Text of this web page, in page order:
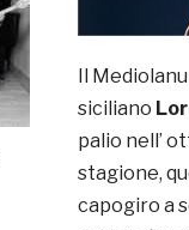
Il
siciliano
palio nell’
stagione,
capogiro a